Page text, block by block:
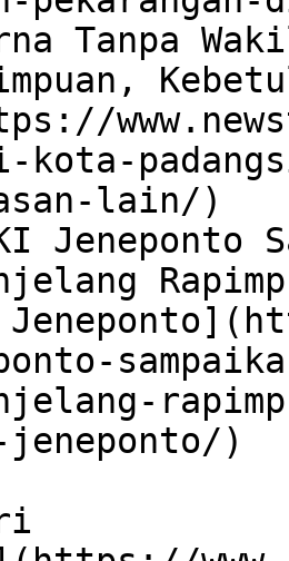
Tanpa
lain/)
Jeneponto
jeneponto/)